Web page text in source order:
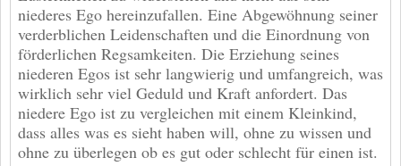
niederes Ego hereinzufallen. Eine Abgewöhnung seiner
verderblichen Leidenschaften und die Einordnung von
förderlichen Regsamkeiten. Die Erziehung seines
niederen Egos ist sehr langwierig und umfangreich, was
wirklich sehr viel Geduld und Kraft anfordert. Das
niedere Ego ist zu vergleichen mit einem Kleinkind,
dass alles was es sieht haben will, ohne zu wissen und
ohne zu überlegen ob es gut oder schlecht für einen ist.